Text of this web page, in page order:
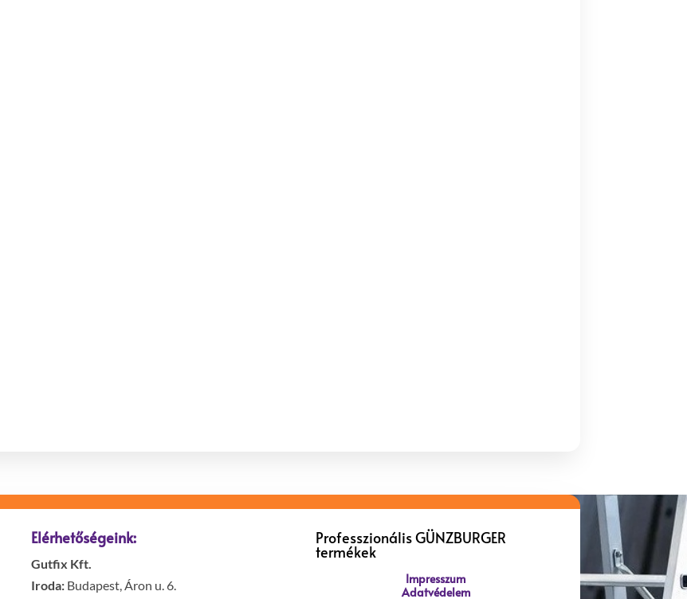
Elérhetőségeink:
Gutfix Kft.
Iroda: Budapest, Áron u. 6.
Professzionális GÜNZBURGER
termékek
Impresszum
Adatvédelem